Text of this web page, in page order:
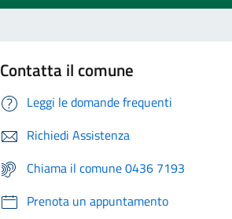
Contatta il comune
Leggi le domande frequenti
Richiedi Assistenza
Chiama il comune 0436 7193
Prenota un appuntamento